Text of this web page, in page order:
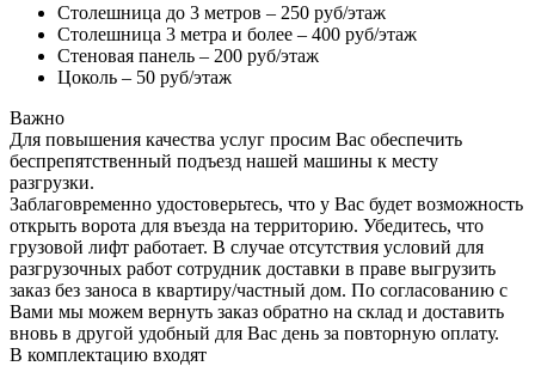
Столешница до 3 метров – 250 руб/этаж
Столешница 3 метра и более – 400 руб/этаж
Стеновая панель – 200 руб/этаж
Цоколь – 50 руб/этаж
Важно
Для повышения качества услуг просим Вас обеспечить
беспрепятственный подъезд нашей машины к месту
разгрузки.
Заблаговременно удостоверьтесь, что у Вас будет возможность
открыть ворота для въезда на территорию. Убедитесь, что
грузовой лифт работает. В случае отсутствия условий для
разгрузочных работ сотрудник доставки в праве выгрузить
заказ без заноса в квартиру/частный дом. По согласованию с
Вами мы можем вернуть заказ обратно на склад и доставить
вновь в другой удобный для Вас день за повторную оплату.
В комплектацию входят